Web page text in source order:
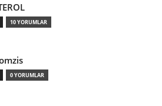
10 YORUMLAR
0 YORUMLAR